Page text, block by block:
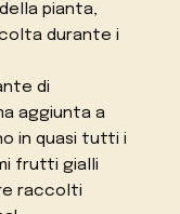
pianta,
durante i
di
aggiunta a
in quasi tutti i
frutti gialli
raccolti